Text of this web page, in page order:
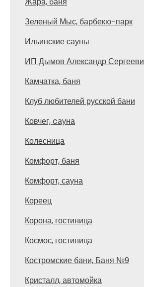
Зеленый Мыс, барбекю-парк
Ильинские сауны
ИП Дымов Александр
Камчатка, баня
Клуб любителей русской бани
Ковчег, cауна
Колесница
Комфорт, баня
Комфорт, сауна
Кореец
Корона, гостиница
Космос, гостиница
Костромские бани, Баня №9
Кристалл, автомойка